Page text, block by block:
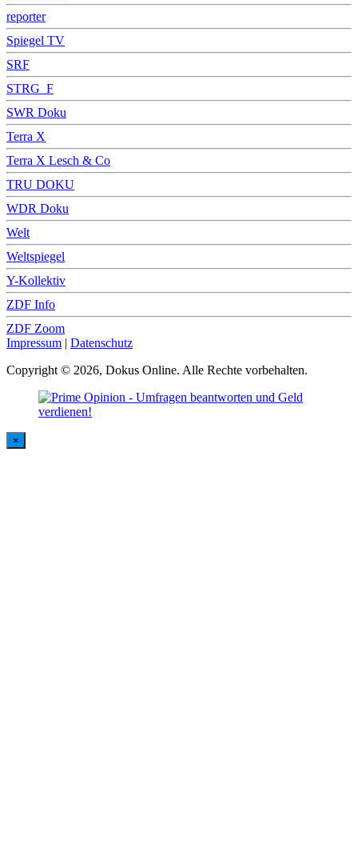
reporter
Spiegel TV
SRF
STRG_F
SWR Doku
Terra X
Terra X Lesch & Co
TRU DOKU
WDR Doku
Welt
Weltspiegel
Y-Kollektiv
ZDF Info
ZDF Zoom
Impressum | Datenschutz
Copyright © 2026, Dokus Online. Alle Rechte vorbehalten.
×